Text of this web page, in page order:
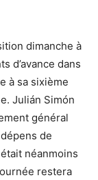
dimanche à
d’avance dans
à sa sixième
Julián Simón
général
de
néanmoins
restera